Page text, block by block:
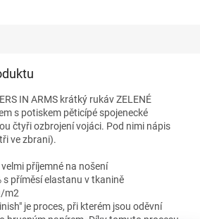
IN ARMS krátký rukáv ZELENÉ
s potiskem pěticípé spojenecké
čtyři ozbrojení vojáci. Pod nimi nápis
ve zbrani).
příjemné na nošení
s příměsí elastanu v tkanině
m2
je proces, při kterém jsou oděvní